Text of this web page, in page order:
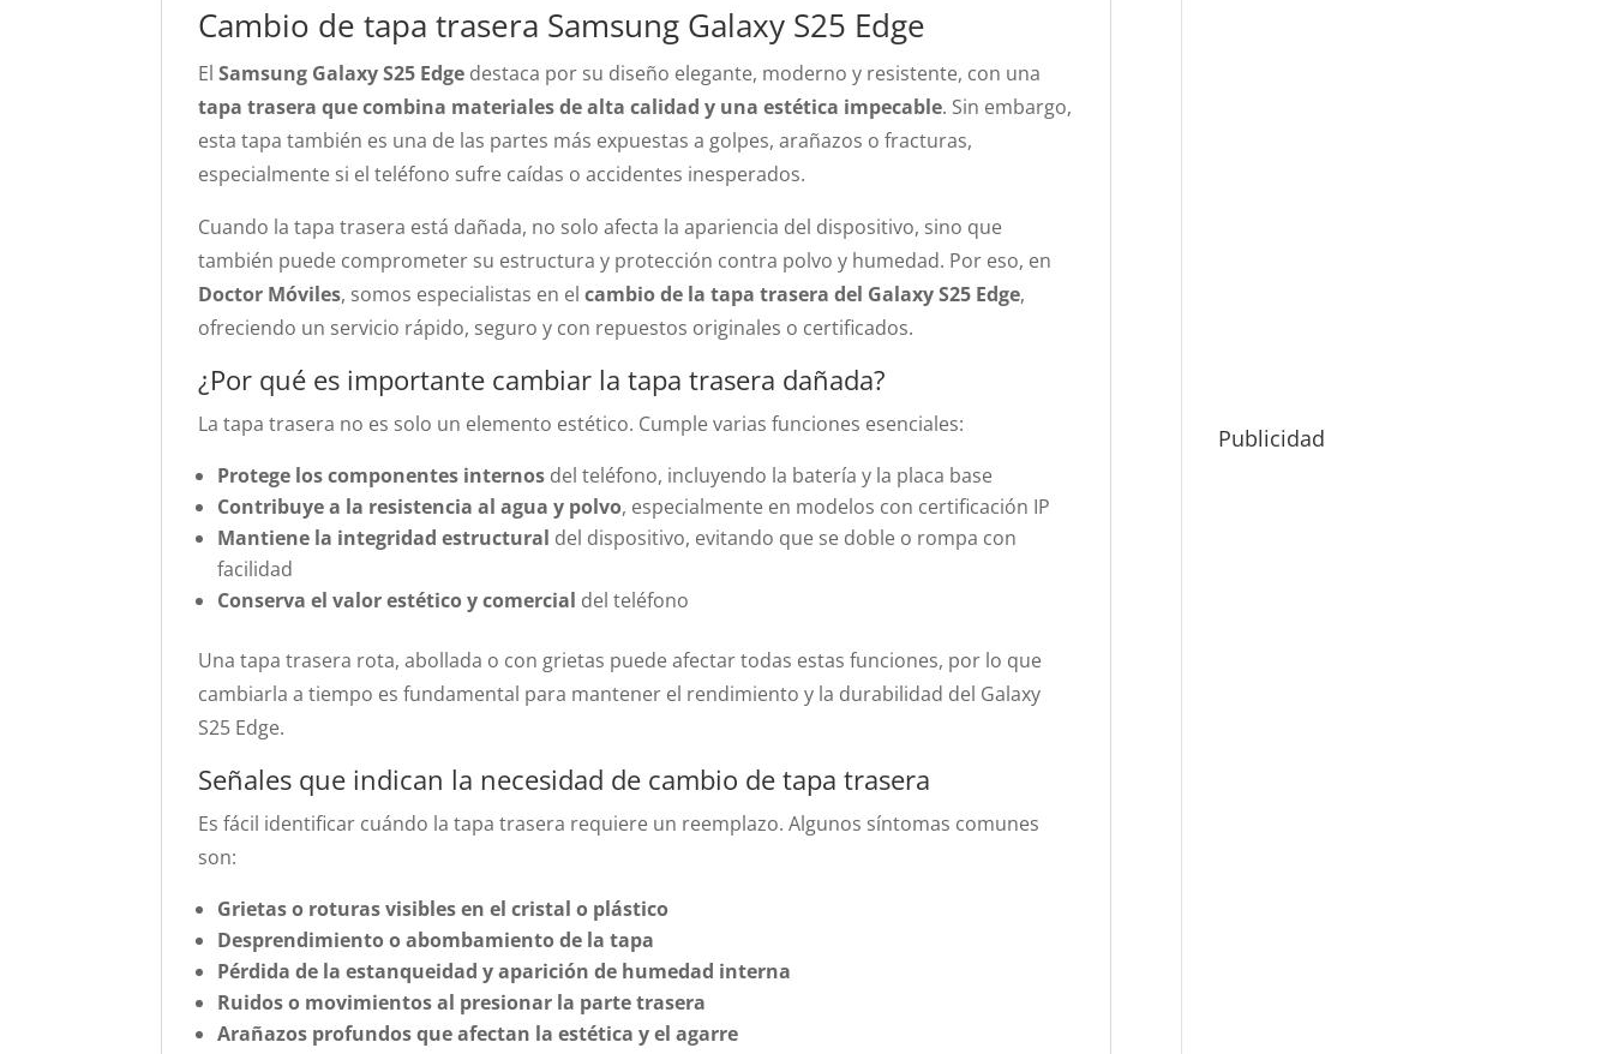
Cambio de tapa trasera Samsung Galaxy S25 Edge
ElSamsung Galaxy S25 Edge destaca por su diseño elegante, moderno y resistente, con una
tapa trasera que combina materiales de alta calidad y una estética impecable. Sin embargo,
esta tapa también es una de las partes más expuestas a golpes, arañazos o fracturas,
especialmente si el teléfono sufre caídas o accidentes inesperados.
Cuando la tapa trasera está dañada, no solo afecta la apariencia del dispositivo, sino que
también puede comprometer su estructura y protección contra polvo y humedad. Por eso, en
Doctor Móviles, somos especialistas en elcambio de la tapa trasera del Galaxy S25 Edge,
ofreciendo un servicio rápido, seguro y con repuestos originales o certificados.
¿Por qué es importante cambiar la tapa trasera dañada?
La tapa trasera no es solo un elemento estético. Cumple varias funciones esenciales:
Protege los componentes internos del teléfono, incluyendo la batería y la placa base
Contribuye a la resistencia al agua y polvo, especialmente en modelos con certificación IP
Mantiene la integridad estructural del dispositivo, evitando que se doble o rompa con
facilidad
Conserva el valor estético y comercial del teléfono
Una tapa trasera rota, abollada o con grietas puede afectar todas estas funciones, por lo que
cambiarla a tiempo es fundamental para mantener el rendimiento y la durabilidad del Galaxy
S25 Edge.
Señales que indican la necesidad de cambio de tapa trasera
Es fácil identificar cuándo la tapa trasera requiere un reemplazo. Algunos síntomas comunes
son:
Grietas o roturas visibles en el cristal o plástico
Desprendimiento o abombamiento de la tapa
Pérdida de la estanqueidad y aparición de humedad interna
Ruidos o movimientos al presionar la parte trasera
Arañazos profundos que afectan la estética y el agarre
Publicidad